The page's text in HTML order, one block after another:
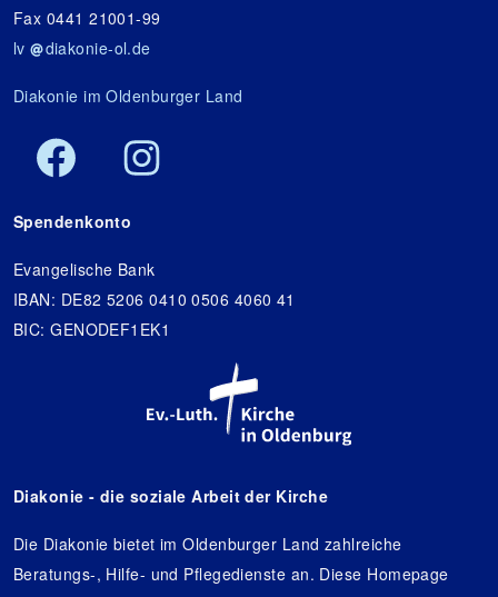
Fax 0441 21001-99
lv
diakonie-ol.de
Diakonie im Oldenburger Land
Spendenkonto
Evangelische Bank
IBAN: DE82 5206 0410 0506 4060 41
BIC: GENODEF1EK1
Diakonie - die soziale Arbeit der Kirche
Die Diakonie bietet im Oldenburger Land zahlreiche
Beratungs-, Hilfe- und Pflegedienste an. Diese Homepage